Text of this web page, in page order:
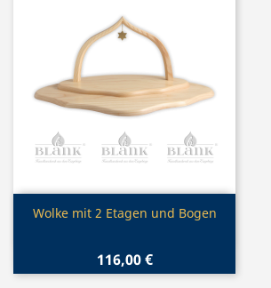
 Vorschau
Wolke mit 2 Etagen und Bogen
116,00 €